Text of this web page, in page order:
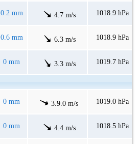
0.2 mm 4.7 m/s 1018.9 hPa
0.6 mm 6.3 m/s 1018.9 hPa
0 mm 3.3 m/s 1019.7 hPa
0 mm 3.9.0 m/s 1019.0 hPa
0 mm 4.4 m/s 1018.5 hPa